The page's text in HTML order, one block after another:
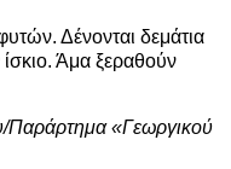
Δένονται δεμάτια
ίσκιο. Άμα ξεραθούν
«Γεωργικού